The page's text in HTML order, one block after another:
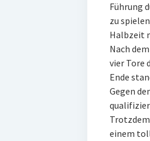
Führung
zu
Halbzeit
Nach
vier Tore
Ende
Gegen
einem